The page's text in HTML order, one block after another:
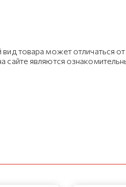
товара может отличаться
сайте являются